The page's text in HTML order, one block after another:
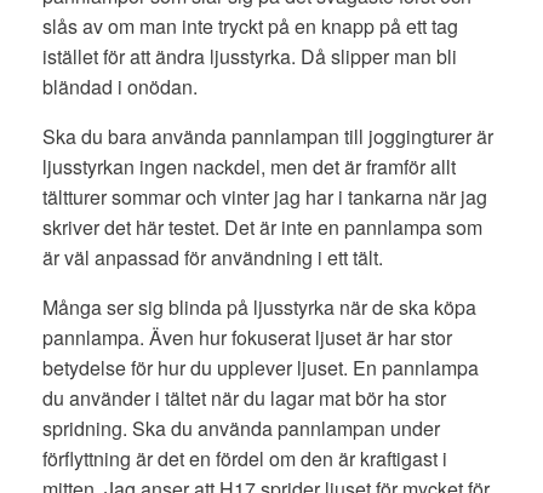
slås av om man inte tryckt på en knapp på ett tag
istället för att ändra ljusstyrka. Då slipper man bli
bländad i onödan.
Ska du bara använda pannlampan till joggingturer är
ljusstyrkan ingen nackdel, men det är framför allt
tältturer sommar och vinter jag har i tankarna när jag
skriver det här testet. Det är inte en pannlampa som
är väl anpassad för användning i ett tält.
Många ser sig blinda på ljusstyrka när de ska köpa
pannlampa. Även hur fokuserat ljuset är har stor
betydelse för hur du upplever ljuset. En pannlampa
du använder i tältet när du lagar mat bör ha stor
spridning. Ska du använda pannlampan under
förflyttning är det en fördel om den är kraftigast i